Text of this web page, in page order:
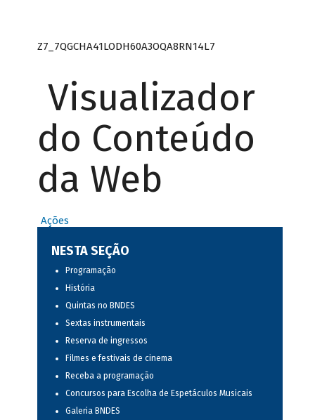
Z7_7QGCHA41LODH60A3OQA8RN14L7
Visualizador
do Conteúdo
da Web
Ações
NESTA SEÇÃO
Programação
História
Quintas no BNDES
Sextas instrumentais
Reserva de ingressos
Filmes e festivais de cinema
Receba a programação
Concursos para Escolha de Espetáculos Musicais
Galeria BNDES